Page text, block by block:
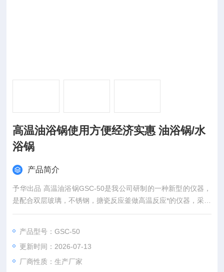
高温油浴锅使用方便经济实惠 油浴锅/水
浴锅
产品简介
予华出品 高温油浴锅GSC-50是我公司研制的一种新型的仪器，
是配合双层玻璃，不锈钢，搪瓷反应釜做高温反应*的仪器，采用
全不锈钢外壳，设计生产的循环、恒温加热装置，它具有升温
迅速、输出流量可控，节能等优点，受到用户的广泛好评。高温
油浴锅使用方便经济实惠
产品型号：GSC-50
更新时间：2026-07-13
厂商性质：生产厂家